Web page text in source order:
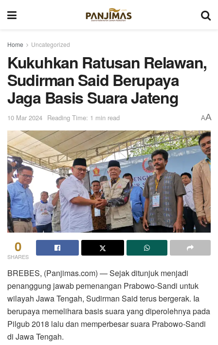
Home Uncategorized
Kukuhkan Ratusan Relawan,
Sudirman Said Berupaya
Jaga Basis Suara Jateng
10 Mar 2024 Reading Time: 1 min read AA
0
SHARES
BREBES, (Panjimas.com) — Sejak ditunjuk menjadi
penanggung jawab pemenangan Prabowo-Sandi untuk
wilayah Jawa Tengah, Sudirman Said terus bergerak. Ia
berupaya memelihara basis suara yang diperolehnya pada
Pilgub 2018 lalu dan memperbesar suara Prabowo-Sandi
di Jawa Tengah.